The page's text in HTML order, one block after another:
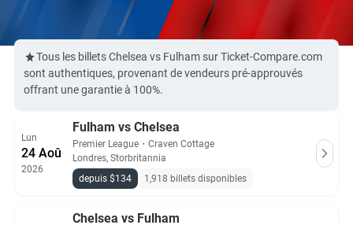
Tous les billets Chelsea vs Fulham sur Ticket-Compare.com
sont authentiques, provenant de vendeurs pré-approuvés
offrant une garantie à 100%.
Lun
24 Aoû
2026
Fulham vs Chelsea
Premier League ・ Craven Cottage
Londres, Storbritannia
depuis $134
1,918 billets disponibles
Chelsea vs Fulham